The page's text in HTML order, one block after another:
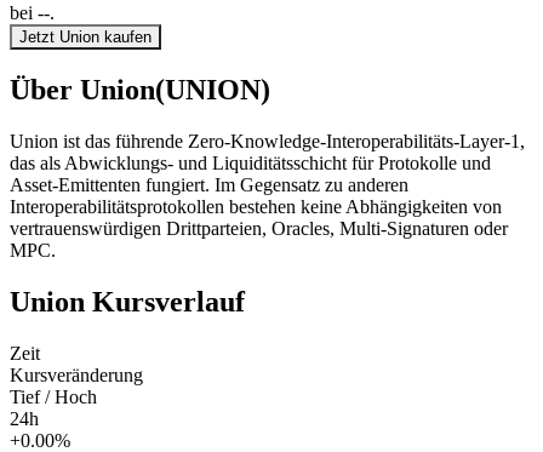
bei --.
Jetzt Union kaufen
Über Union(UNION)
Union ist das führende Zero-Knowledge-Interoperabilitäts-Layer-1,
das als Abwicklungs- und Liquiditätsschicht für Protokolle und
Asset-Emittenten fungiert. Im Gegensatz zu anderen
Interoperabilitätsprotokollen bestehen keine Abhängigkeiten von
vertrauenswürdigen Drittparteien, Oracles, Multi-Signaturen oder
MPC.
Union Kursverlauf
Zeit
Kursveränderung
Tief / Hoch
24h
+0.00%